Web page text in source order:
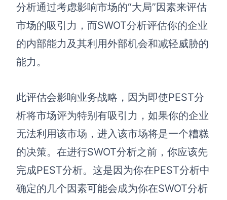
分析通过考虑影响市场的“大局”因素来评估
市场的吸引力，而SWOT分析评估你的企业
的内部能力及其利用外部机会和减轻威胁的
能力。
此评估会影响业务战略，因为即使PEST分
析将市场评为特别有吸引力，如果你的企业
无法利用该市场，进入该市场将是一个糟糕
的决策。在进行SWOT分析之前，你应该先
完成PEST分析。这是因为你在PEST分析中
确定的几个因素可能会成为你在SWOT分析